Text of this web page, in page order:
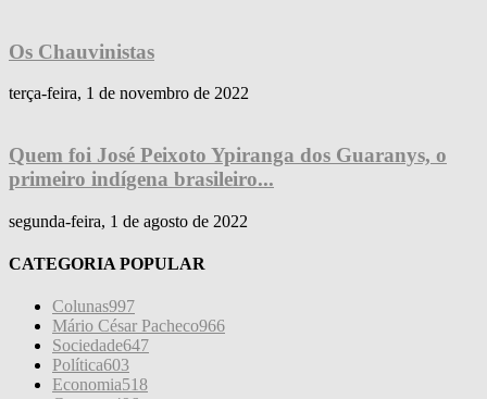
Os Chauvinistas
terça-feira, 1 de novembro de 2022
Quem foi José Peixoto Ypiranga dos Guaranys, o
primeiro indígena brasileiro...
segunda-feira, 1 de agosto de 2022
CATEGORIA POPULAR
Colunas997
Mário César Pacheco966
Sociedade647
Política603
Economia518